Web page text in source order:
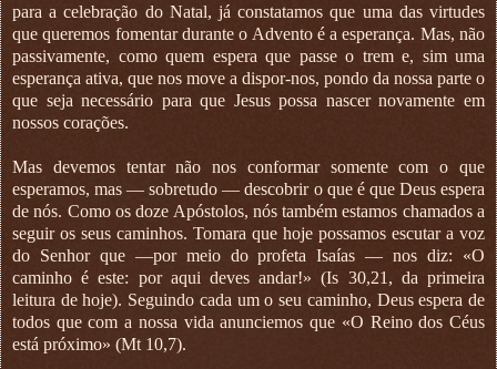
para a celebração do Natal, já constatamos que uma das virtudes
que queremos fomentar durante o Advento é a esperança. Mas, não
passivamente, como quem espera que passe o trem e, sim uma
esperança ativa, que nos move a dispor-nos, pondo da nossa parte o
que seja necessário para que Jesus possa nascer novamente em
nossos corações.
Mas devemos tentar não nos conformar somente com o que
esperamos, mas — sobretudo — descobrir o que é que Deus espera
de nós. Como os doze Apóstolos, nós também estamos chamados a
seguir os seus caminhos. Tomara que hoje possamos escutar a voz
do Senhor que —por meio do profeta Isaías — nos diz: «O
caminho é este: por aqui deves andar!» (Is 30,21, da primeira
leitura de hoje). Seguindo cada um o seu caminho, Deus espera de
todos que com a nossa vida anunciemos que «O Reino dos Céus
está próximo» (Mt 10,7).